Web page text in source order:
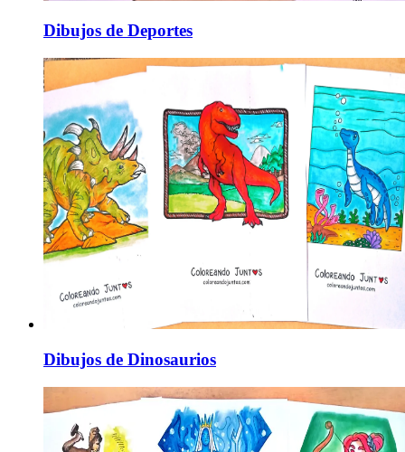
Dibujos de Deportes
Dibujos de Dinosaurios